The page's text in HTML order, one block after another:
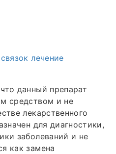
лечение
данный препарат
средством и не
лекарственного
для диагностики,
заболеваний и не
как замена